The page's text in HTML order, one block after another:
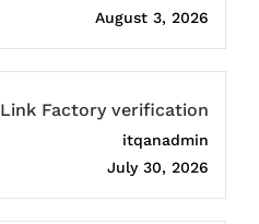
August 3, 2026
Link Factory verification
itqanadmin
July 30, 2026